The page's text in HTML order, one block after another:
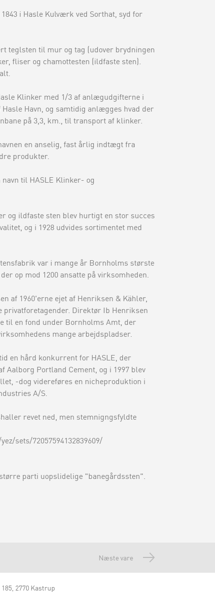
i Hasle Kulværk ved Sorthat, syd for
teglsten til mur og tag (udover brydningen
fliser og chamottesten (ildfaste sten).
Klinker med 1/3 af anlægudgifterne i
Havn, og samtidig anlægges hvad der
på 3,3, km., til transport af klinker.
en anselig, fast årlig indtægt fra
produkter.
til HASLE Klinker- og
og ildfaste sten blev hurtigt en stor succes
og i 1928 udvides sortimentet med
var i mange år Bornholms største
op mod 1200 ansatte på virksomheden.
af 1960'erne ejet af Henriksen & Kähler,
privatforetagender. Direktør Ib Henriksen
til en fond under Bornholms Amt, der
mange arbejdspladser.
en hård konkurrent for HASLE, der
Aalborg Portland Cement, og i 1997 blev
-dog videreføres en nicheproduktion i
A/S.
revet ned, men stemnigngsfyldte
sets/72057594132839609/
parti uopslidelige "banegårdssten".
Næste vare
2770 Kastrup